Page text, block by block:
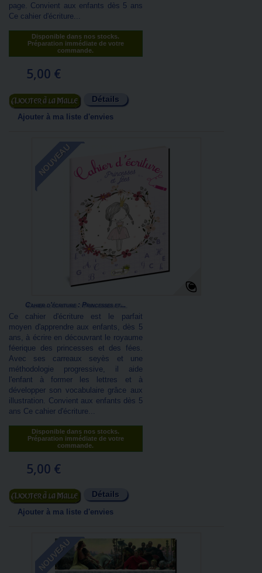
page. Convient aux enfants dès 5 ans
Ce cahier d'écriture...
Disponible dans nos stocks.
Préparation immédiate de votre
commande.
5,00 €
Ajouter au panier Détails
Ajouter à ma liste d'envies
NOUVEAU
Cahier d'écriture : Princesses et...
Ce cahier d'écriture est le parfait
moyen d'apprendre aux enfants, dès 5
ans, à écrire en découvrant le royaume
féerique des princesses et des fées.
Avec ses carreaux seyès et une
méthodologie progressive, il aide
l'enfant à former les lettres et à
développer son vocabulaire grâce aux
illustration. Convient aux enfants dès 5
ans Ce cahier d'écriture...
Disponible dans nos stocks.
Préparation immédiate de votre
commande.
5,00 €
Ajouter au panier Détails
Ajouter à ma liste d'envies
NOUVEAU